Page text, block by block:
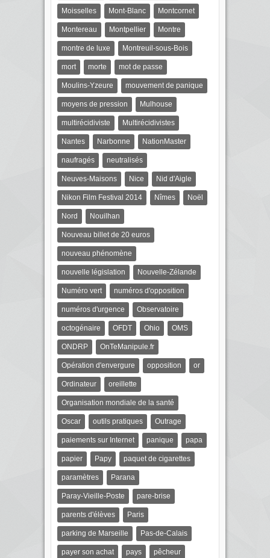
Moisselles Mont-Blanc Montcornet
Montereau Montpellier Montre
montre de luxe Montreuil-sous-Bois
mort morte mot de passe
Moulins-Yzeure mouvement de panique
moyens de pression Mulhouse
multirécidiviste Multirécidivistes
Nantes Narbonne NationMaster
naufragés neutralisés
Neuves-Maisons Nice Nid d'Aigle
Nikon Film Festival 2014 Nîmes Noël
Nord Nouilhan
Nouveau billet de 20 euros
nouveau phénomène
nouvelle législation Nouvelle-Zélande
Numéro vert numéros d'opposition
numéros d'urgence Observatoire
octogénaire OFDT Ohio OMS
ONDRP OnTeManipule.fr
Opération d'envergure opposition or
Ordinateur oreillette
Organisation mondiale de la santé
Oscar outils pratiques Outrage
paiements sur Internet panique papa
papier Papy paquet de cigarettes
paramètres Parana
Paray-Vieille-Poste pare-brise
parents d'élèves Paris
parking de Marseille Pas-de-Calais
payer son achat pays pêcheur